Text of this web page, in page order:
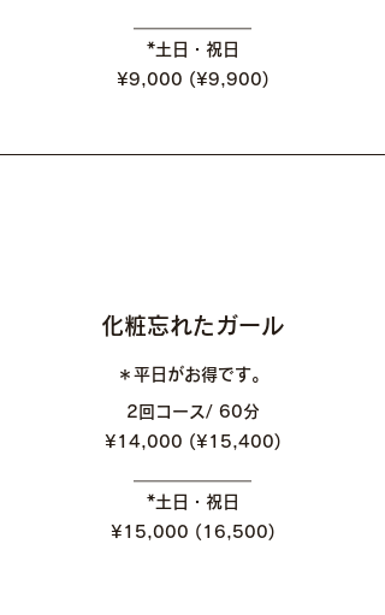
*土日・祝日
¥9,000 (¥9,900)
​化粧忘れたガール
＊平日がお得です。
2回コース/ 60分
​¥14,000 (¥15,400)
*土日・祝日
​¥15,000 (16,500)